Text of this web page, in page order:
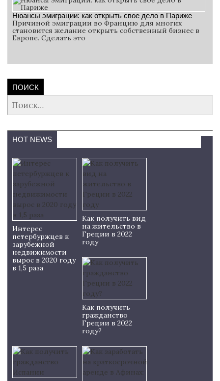
Нюансы эмиграции: как открыть свое дело в Париже
Причиной эмиграции во Францию для многих
становится желание открыть собственный бизнес в
Европе. Сделать это
ПОИСК
HOT NEWS
Интерес
петербуржцев к
зарубежной
недвижимости
вырос в 2020 году
в 1,5 раза
Как получить вид
на жительство в
Греции в 2022
году
Как получить
гражданство
Греции в 2022
году?